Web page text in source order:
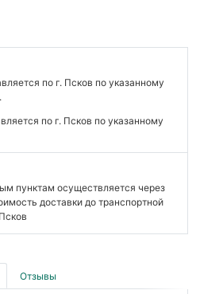
по г. Псков по указанному
по г. Псков по указанному
пунктам осуществляется через
доставки до транспортной
Отзывы